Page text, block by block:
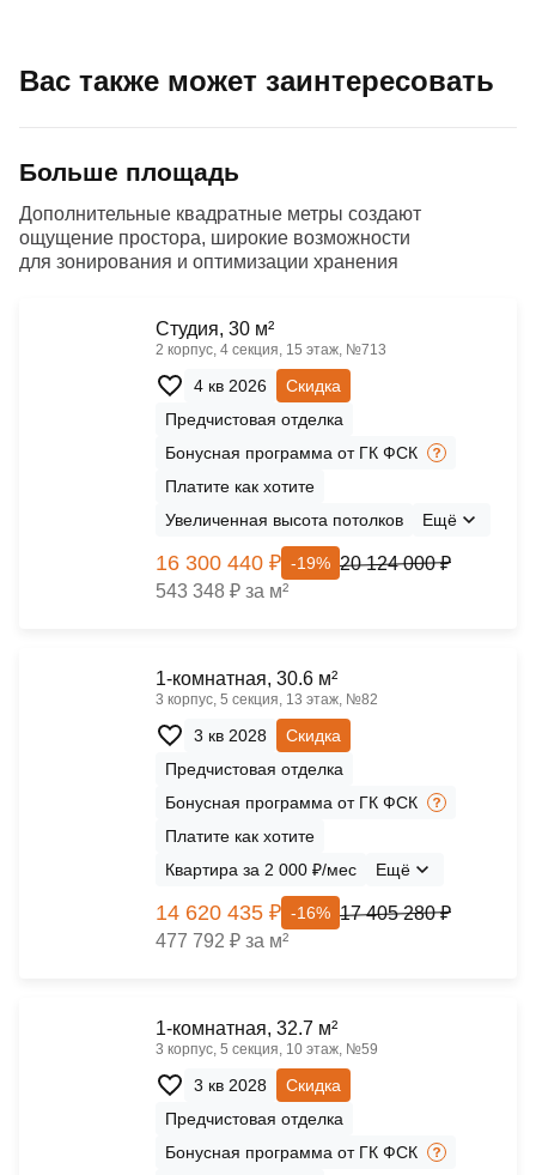
Вас также может заинтересовать
Больше площадь
Дополнительные квадратные метры создают
ощущение простора, широкие возможности
для зонирования и оптимизации хранения
Cтудия, 30 м²
2 корпус, 4 секция, 15 этаж, №713
4 кв 2026
Скидка
Предчистовая отделка
Бонусная программа от ГК ФСК
Платите как хотите
Увеличенная высота потолков
Ещё
16 300 440 ₽ -19% 20 124 000 ₽
543 348 ₽ за м²
1-комнатная, 30.6 м²
3 корпус, 5 секция, 13 этаж, №82
3 кв 2028
Скидка
Предчистовая отделка
Бонусная программа от ГК ФСК
Платите как хотите
Квартира за 2 000 ₽/мес
Ещё
14 620 435 ₽ -16% 17 405 280 ₽
477 792 ₽ за м²
1-комнатная, 32.7 м²
3 корпус, 5 секция, 10 этаж, №59
3 кв 2028
Скидка
Предчистовая отделка
Бонусная программа от ГК ФСК